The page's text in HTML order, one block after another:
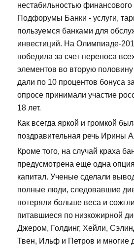
нестабильностью
Подфорумы Банки - услуги,
пользуемся банками для
инвестиций. На Олимпиаде-
победила за счет переноса
элементов во вторую
дали по 10 процентов бонуса
опросе принимали участие
18 лет.
Как всегда яркой и громкой
поздравительная речь Ирины
Кроме того, на случай краха
предусмотрена еще одна
капитал. Ученые сделали
полные люди, следовавшие
потеряли больше веса и
питавшиеся по низкожирной
Джером, Голдинг, Хейли,
Твен, Ильф и Петров и многие